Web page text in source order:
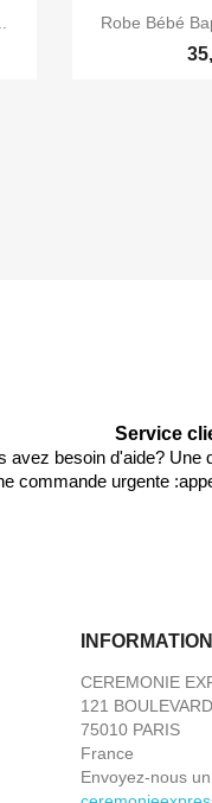

Robe Bébé
Service
avez besoin d'aide? Une
commande urgente
CEREMONIE
121
75010 PARIS
France
Envoyez-nous